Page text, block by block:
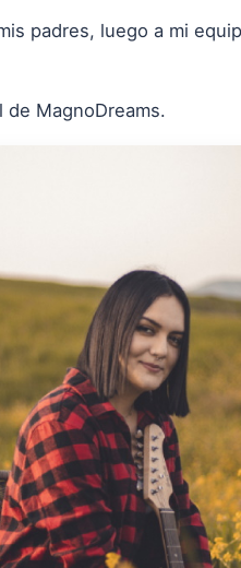
padres, luego a mi
de MagnoDreams.